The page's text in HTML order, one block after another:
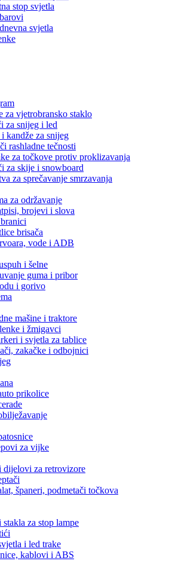
stop svjetla
svjetla
za vjetrobransko staklo
za snijeg i led
kandže za snijeg
rashladne tečnosti
za točkove protiv proklizavanja
za skije i snowboard
za sprečavanje smrzavanja
za održavanje
brojevi i slova
brisača
vode i ADB
i šelne
guma i pribor
i gorivo
mašine i traktore
i žmigavci
i svjetla za tablice
zakačke i odbojnici
prikolice
za vijke
dijelovi za retrovizore
španeri, podmetači točkova
stakla za stop lampe
i led trake
kablovi i ABS